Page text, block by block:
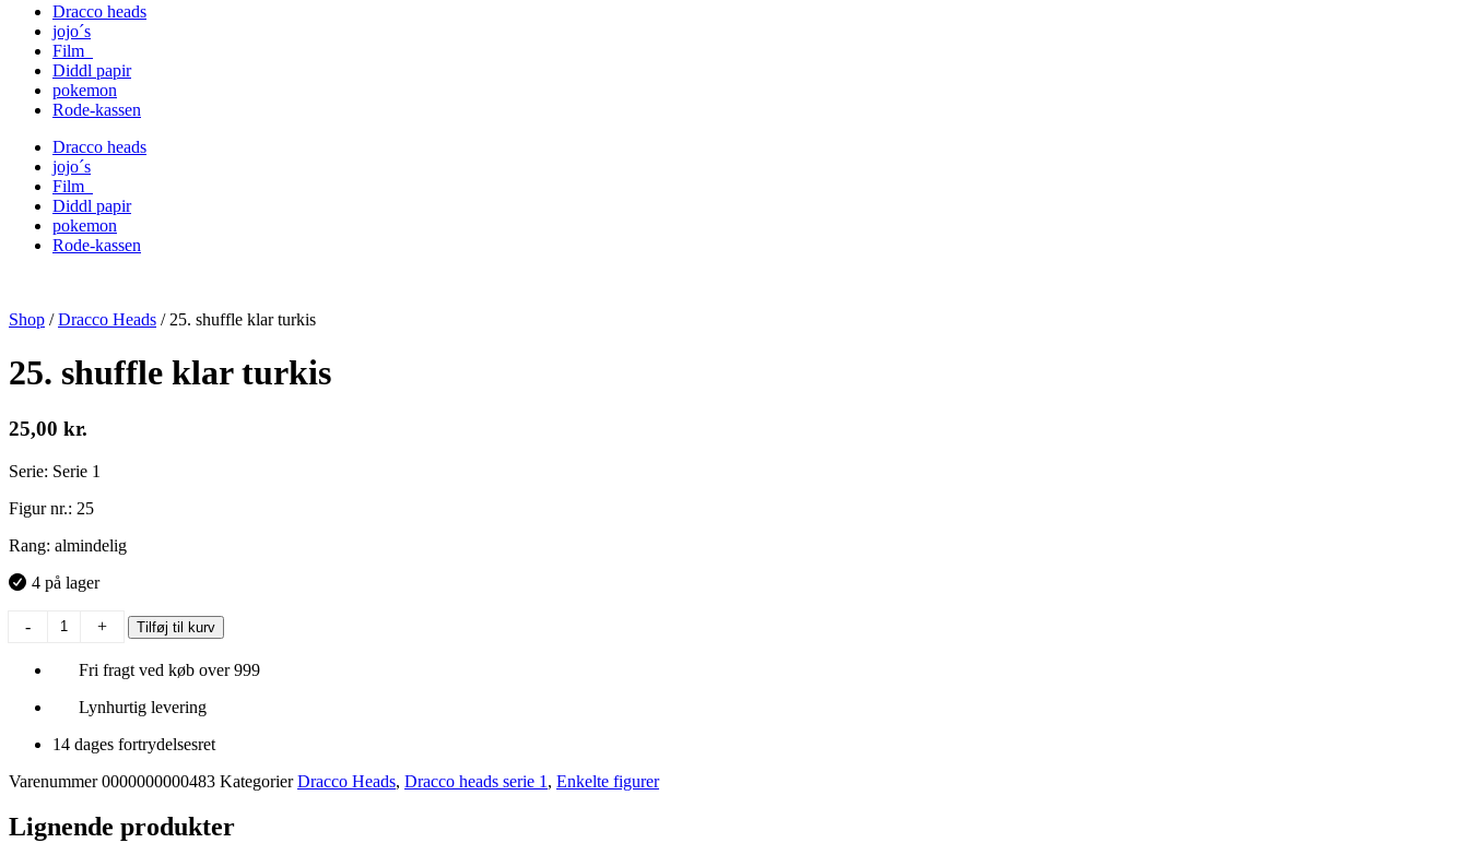
Dracco heads
jojo´s
Film
Diddl papir
pokemon
Rode-kassen
Dracco heads
jojo´s
Film
Diddl papir
pokemon
Rode-kassen
Shop /Dracco Heads / 25. shuffle klar turkis
25. shuffle klar turkis
25,00 kr.
Serie: Serie 1
Figur nr.: 25
Rang: almindelig
4 på lager
-
turkis
+ Tilføj til kurv
Fri fragt ved køb over 999
Lynhurtig levering
14 dages fortrydelsesret
Varenummer0000000000483 Kategorier Dracco Heads, Dracco heads serie 1 , Enkelte figurer
Lignende produkter